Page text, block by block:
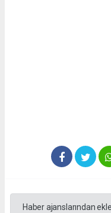
Haber ajanslarından